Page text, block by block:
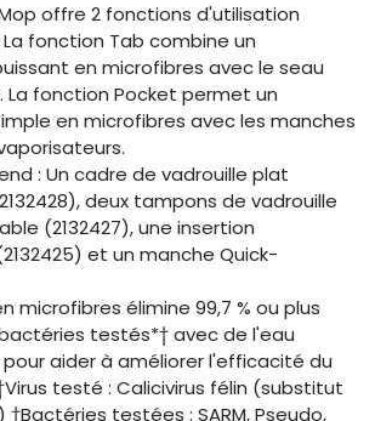
offre 2 fonctions d'utilisation
fonction Tab combine un
en microfibres avec le seau
La fonction Pocket permet un
en microfibres avec les manches
: Un cadre de vadrouille plat
deux tampons de vadrouille
(2132427), une insertion
et un manche Quick-
microfibres élimine 99,7 % ou plus
testés*† avec de l'eau
aider à améliorer l'efficacité du
testé : Calicivirus félin (substitut
†Bactéries testées : SARM, Pseudo,